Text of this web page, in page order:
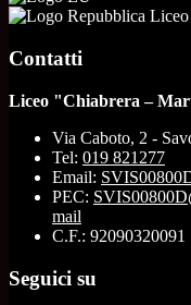
Contatti
Liceo "Chiabrera –
Via Caboto, 2 -
Tel: 019 821277
Email:
PEC:
mail
C.F.: 92090320091
Seguici su